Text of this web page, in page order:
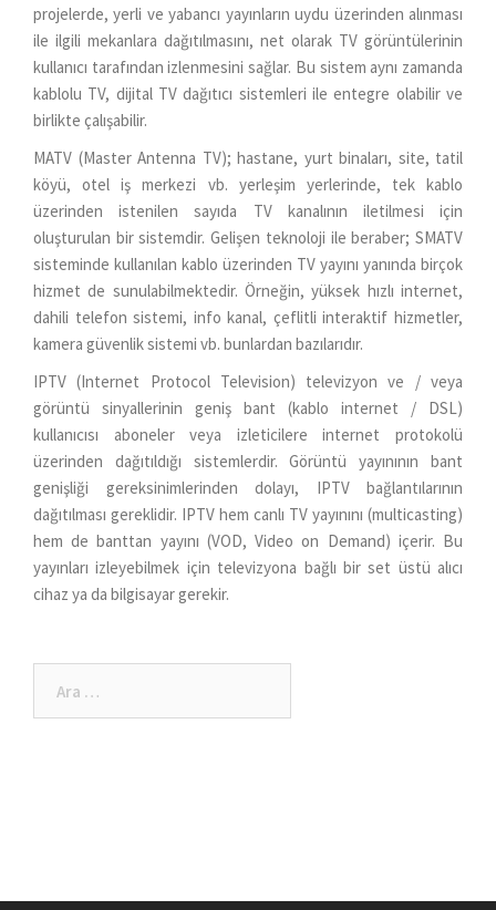
projelerde, yerli ve yabancı yayınların uydu üzerinden alınması
ile ilgili mekanlara dağıtılmasını, net olarak TV görüntülerinin
kullanıcı tarafından izlenmesini sağlar. Bu sistem aynı zamanda
kablolu TV, dijital TV dağıtıcı sistemleri ile entegre olabilir ve
birlikte çalışabilir.
MATV (Master Antenna TV); hastane, yurt binaları, site, tatil
köyü, otel iş merkezi vb. yerleşim yerlerinde, tek kablo
üzerinden istenilen sayıda TV kanalının iletilmesi için
oluşturulan bir sistemdir. Gelişen teknoloji ile beraber; SMATV
sisteminde kullanılan kablo üzerinden TV yayını yanında birçok
hizmet de sunulabilmektedir. Örneğin, yüksek hızlı internet,
dahili telefon sistemi, info kanal, çeflitli interaktif hizmetler,
kamera güvenlik sistemi vb. bunlardan bazılarıdır.
IPTV (Internet Protocol Television) televizyon ve / veya
görüntü sinyallerinin geniş bant (kablo internet / DSL)
kullanıcısı aboneler veya izleticilere internet protokolü
üzerinden dağıtıldığı sistemlerdir. Görüntü yayınının bant
genişliği gereksinimlerinden dolayı, IPTV bağlantılarının
dağıtılması gereklidir. IPTV hem canlı TV yayınını (multicasting)
hem de banttan yayını (VOD, Video on Demand) içerir. Bu
yayınları izleyebilmek için televizyona bağlı bir set üstü alıcı
cihaz ya da bilgisayar gerekir.